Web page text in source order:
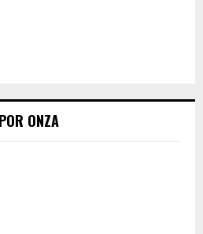
ONZA